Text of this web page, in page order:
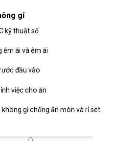
gỉ
kỹ thuật số
êm ái và êm ái
đầu vào
việc cho ăn
gỉ chống ăn mòn và rỉ sét